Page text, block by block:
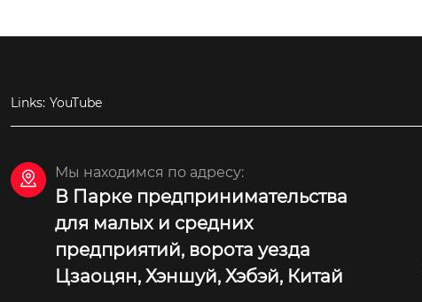
Links: YouTube
 Мы находимся по адресу:
В Парке предпринимательства
для малых и средних
предприятий, ворота уезда
Цзаоцян, Хэншуй, Хэбэй, Китай